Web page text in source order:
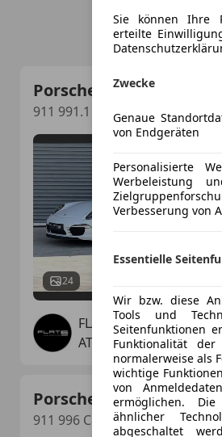
Porsche 991
911 991.1 Carrera Coupe Sport
24
FLAT6 Car Emotion
AT-5161 Elixhausen
Porsche 911
911 996 Carrera 4 -
Sie können Ihre
erteilte
Zwecke
Genaue
von Endgeräten
Personalisierte
Werbeleistung
Verbesserung von
Essentielle
Wir bzw. diese
Tools und
Seitenfunktionen
Funktionalität
normalerweise als
wichtige
von
ermöglichen.
ähnlicher
abgeschaltet